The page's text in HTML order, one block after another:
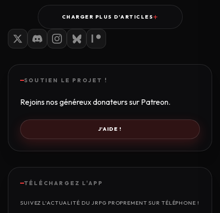
CHARGER PLUS D'ARTICLES
SOUTIEN LE PROJET !
Rejoins nos généreux donateurs sur Patreon.
J'AIDE !
TÉLÉCHARGEZ L'APP
SUIVEZ L'ACTUALITÉ DU JRPG PROPREMENT SUR TÉLÉPHONE !